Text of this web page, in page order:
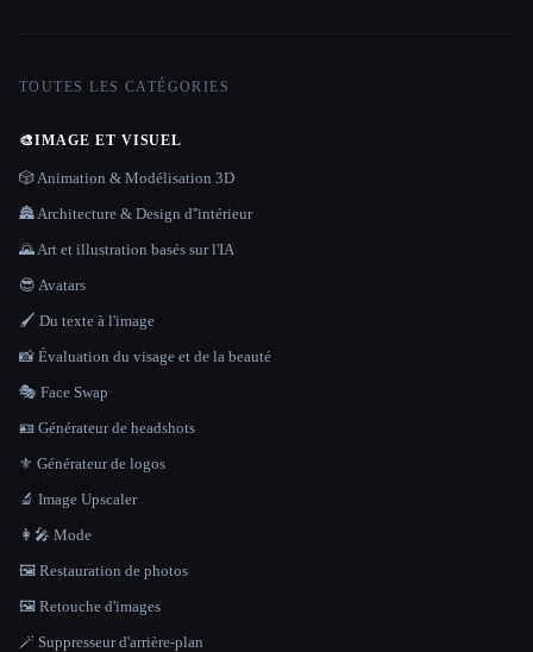
TOUTES LES CATÉGORIES
🎨IMAGE ET VISUEL
🎲 Animation & Modélisation 3D
🏯 Architecture & Design d''intérieur
🌄 Art et illustration basés sur l'IA
😎 Avatars
🖌️ Du texte à l'image
📸 Évaluation du visage et de la beauté
🎭 Face Swap
🪪 Générateur de headshots
⚜️ Générateur de logos
🔬 Image Upscaler
👩‍🎤 Mode
🖼️ Restauration de photos
🖼️ Retouche d'images
🪄 Suppresseur d'arrière-plan